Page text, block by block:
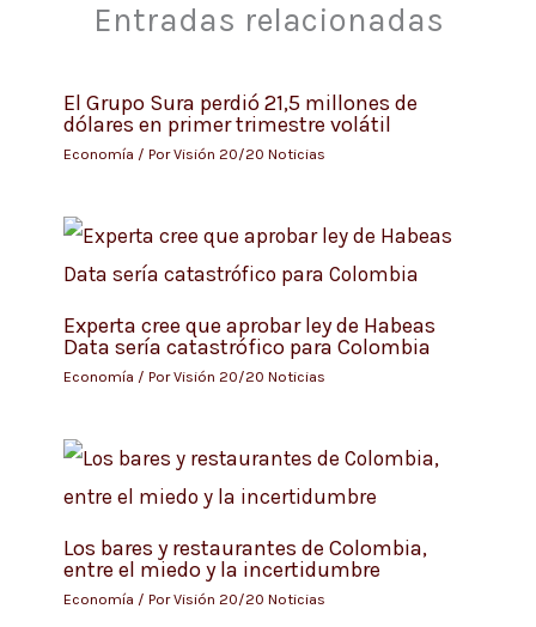
Entradas relacionadas
El Grupo Sura perdió 21,5 millones de
dólares en primer trimestre volátil
Economía / PorVisión 20/20 Noticias
Experta cree que aprobar ley de Habeas
Data sería catastrófico para Colombia
Economía / PorVisión 20/20 Noticias
Los bares y restaurantes de Colombia,
entre el miedo y la incertidumbre
Economía / PorVisión 20/20 Noticias